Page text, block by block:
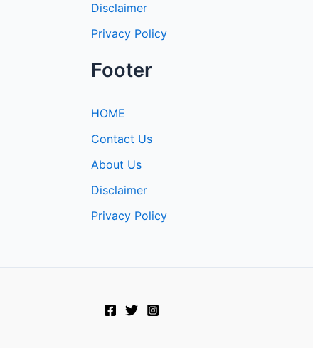
Disclaimer
Privacy Policy
Footer
HOME
Contact Us
About Us
Disclaimer
Privacy Policy